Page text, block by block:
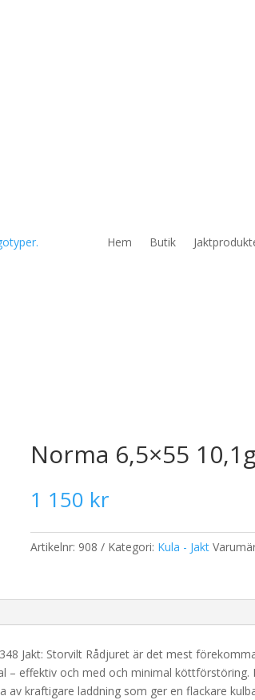
Hem Butik
Norma 6,5×55
1 150 kr
Artikelnr: 908 Kategori: Kula - Jakt
Jakt: Storvilt Rådjuret är det mest
– effektiv och med och minimal
kraftigare laddning som ger en flackare